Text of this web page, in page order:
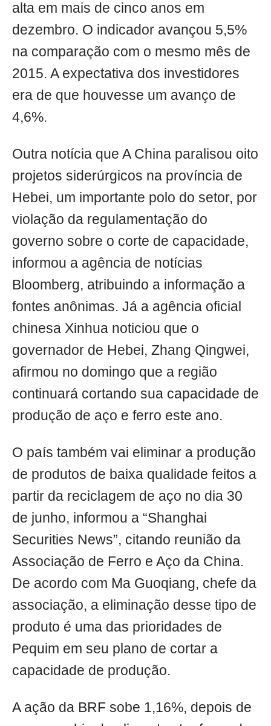
alta em mais de cinco anos em
dezembro. O indicador avançou 5,5%
na comparação com o mesmo mês de
2015. A expectativa dos investidores
era de que houvesse um avanço de
4,6%.
Outra notícia que A China paralisou oito
projetos siderúrgicos na província de
Hebei, um importante polo do setor, por
violação da regulamentação do
governo sobre o corte de capacidade,
informou a agência de notícias
Bloomberg, atribuindo a informação a
fontes anônimas. Já a agência oficial
chinesa Xinhua noticiou que o
governador de Hebei, Zhang Qingwei,
afirmou no domingo que a região
continuará cortando sua capacidade de
produção de aço e ferro este ano.
O país também vai eliminar a produção
de produtos de baixa qualidade feitos a
partir da reciclagem de aço no dia 30
de junho, informou a “Shanghai
Securities News”, citando reunião da
Associação de Ferro e Aço da China.
De acordo com Ma Guoqiang, chefe da
associação, a eliminação desse tipo de
produto é uma das prioridades de
Pequim em seu plano de cortar a
capacidade de produção.
A ação da BRF sobe 1,16%, depois de